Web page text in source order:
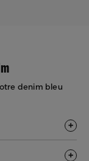
denim bleu